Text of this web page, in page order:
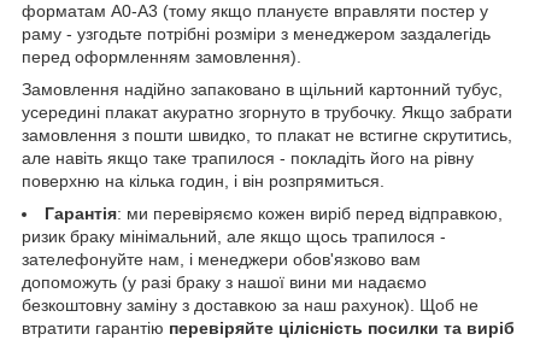
форматам А0-А3 (тому якщо плануєте вправляти постер у
раму - узгодьте потрібні розміри з менеджером заздалегідь
перед оформленням замовлення).
Замовлення надійно запаковано в щільний картонний тубус,
усередині плакат акуратно згорнуто в трубочку. Якщо забрати
замовлення з пошти швидко, то плакат не встигне скрутитись,
але навіть якщо таке трапилося - покладіть його на рівну
поверхню на кілька годин, і він розпрямиться.
Гарантія: ми перевіряємо кожен виріб перед відправкою,
ризик браку мінімальний, але якщо щось трапилося -
зателефонуйте нам, і менеджери обов'язково вам
допоможуть (у разі браку з нашої вини ми надаємо
безкоштовну заміну з доставкою за наш рахунок). Щоб не
втратити гарантію перевіряйте цілісність посилки та виріб